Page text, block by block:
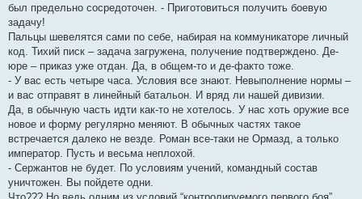
был предельно сосредоточен. - Приготовиться получить боевую
задачу!
Пальцы шевелятся сами по себе, набирая на коммуникаторе личный
код. Тихий писк – задача загружена, получение подтверждено. Де-
юре – приказ уже отдан. Да, в общем-то и де-факто тоже.
- У вас есть четыре часа. Условия все знают. Невыполнение нормы –
и вас отправят в линейный батальон. И вряд ли нашей дивизии.
Да, в обычную часть идти как-то не хотелось. У нас хоть оружие все
новое и форму регулярно меняют. В обычных частях такое
встречается далеко не везде. Роман все-таки не Ормазд, а только
император. Пусть и весьма неплохой.
- Сержантов не будет. По условиям учений, командный состав
уничтожен. Вы пойдете одни.